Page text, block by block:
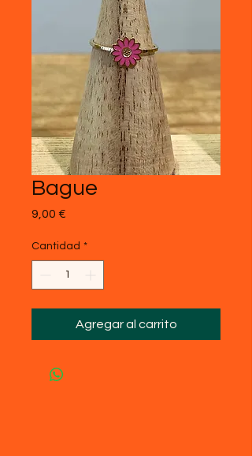
Bague
9,00 €
Cantidad *
Agregar al carrito